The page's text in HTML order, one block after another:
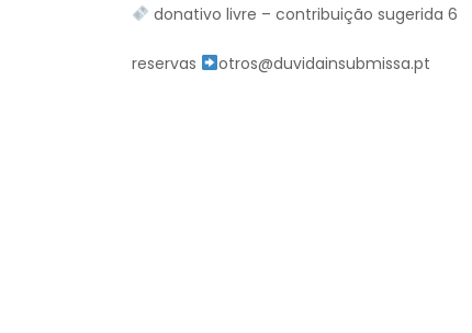
donativo livre – contribuição sugerida 6
reservas otros@duvidainsubmissa.pt